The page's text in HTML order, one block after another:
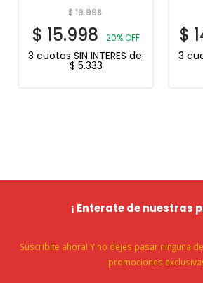
$19.998
$ 15.998 20% OFF
3 cuotas SIN INTERES de:
$ 5.333
$
3
¡ Enterate de nuestras
Suscribite ahora! Y no dejes pasar ninguna
promociones